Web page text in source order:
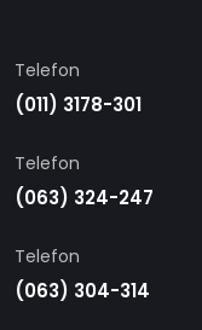
Telefon
(011) 3178-301
Telefon
(063) 324-247
Telefon
(063) 304-314